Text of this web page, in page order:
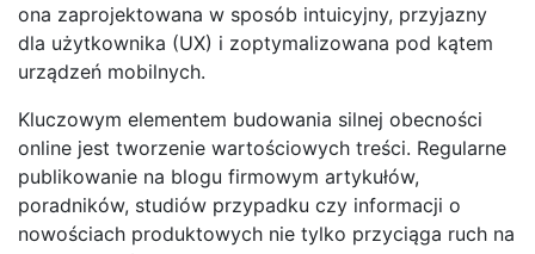
ona zaprojektowana w sposób intuicyjny, przyjazny
dla użytkownika (UX) i zoptymalizowana pod kątem
urządzeń mobilnych.
Kluczowym elementem budowania silnej obecności
online jest tworzenie wartościowych treści. Regularne
publikowanie na blogu firmowym artykułów,
poradników, studiów przypadku czy informacji o
nowościach produktowych nie tylko przyciąga ruch na